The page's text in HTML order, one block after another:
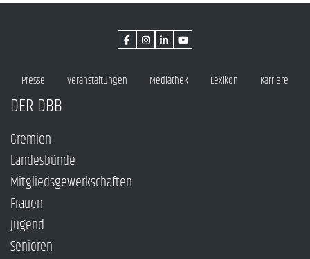
Presse Veranstaltungen Mediathek Lexikon Karriere
DER DBB
Gremien
Landesbünde
Mitgliedsgewerkschaften
Frauen
Jugend
Senioren